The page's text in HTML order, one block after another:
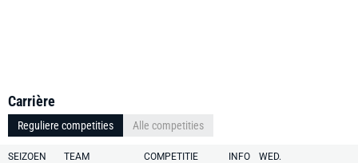
Carrière
Reguliere competities Alle competities
SEIZOEN TEAM COMPETITIE INFO WED.